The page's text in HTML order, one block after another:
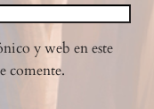
y web en este
comente.